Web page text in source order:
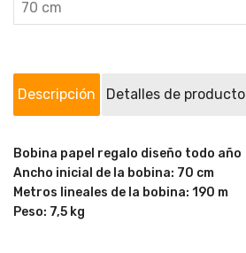
Descripción Detalles de producto
Bobina papel regalo diseño todo año
Ancho inicial de la bobina: 70 cm
Metros lineales de la bobina: 190 m
Peso: 7,5 kg